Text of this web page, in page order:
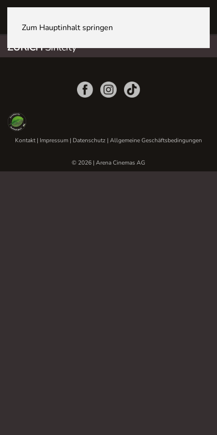
Zum Hauptinhalt springen
ZÜRICHSihlcity
Kontakt| Impressum | Datenschutz | Allgemeine Geschäftsbedingungen
© 2026 | Arena Cinemas AG